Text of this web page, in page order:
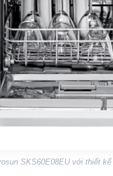
SKS60E08EU với thiết